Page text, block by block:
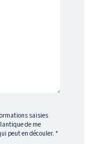
saisies
de me
peut en découler.*